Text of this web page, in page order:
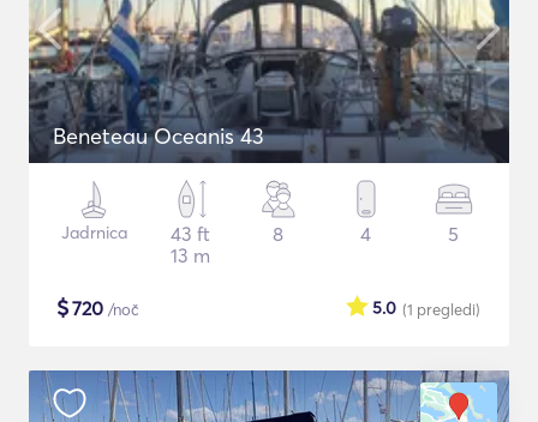
Beneteau Oceanis 43
Jadrnica
43 ft
13 m
8 4 5
$720 /noč (1 pregledi)
5.0